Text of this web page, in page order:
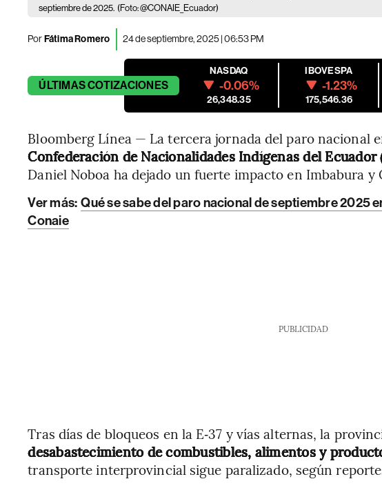
septiembre de 2025. (Foto: @CONAIE_Ecuador)
PorFátima Romero 24 de septiembre, 2025 | 06:53 PM
ÚLTIMASCOTIZACIONES
NASDAQ
-0.06%
26,348.35
IBOVESPA
-1.23%
175,546.36
Bloomberg Línea — La tercera jornada del paro nacional
Confederación de Nacionalidades Indígenas del Ecuador
Daniel Noboa ha dejado un fuerte impacto en Imbabura y
Ver más: Qué se sabe del paro nacional de septiembre 2025
Conaie
PUBLICIDAD
Tras días de bloqueos en la E‑37 y vías alternas, la
desabastecimiento de combustibles, alimentos y
transporte interprovincial sigue paralizado, según